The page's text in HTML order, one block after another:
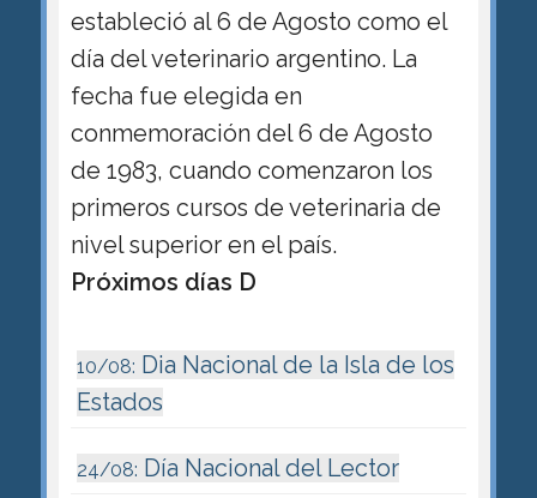
estableció al 6 de Agosto como el
día del veterinario argentino. La
fecha fue elegida en
conmemoración del 6 de Agosto
de 1983, cuando comenzaron los
primeros cursos de veterinaria de
nivel superior en el país.
Próximos días D
10/08: Dia Nacional de la Isla de los
Estados
24/08: Día Nacional del Lector